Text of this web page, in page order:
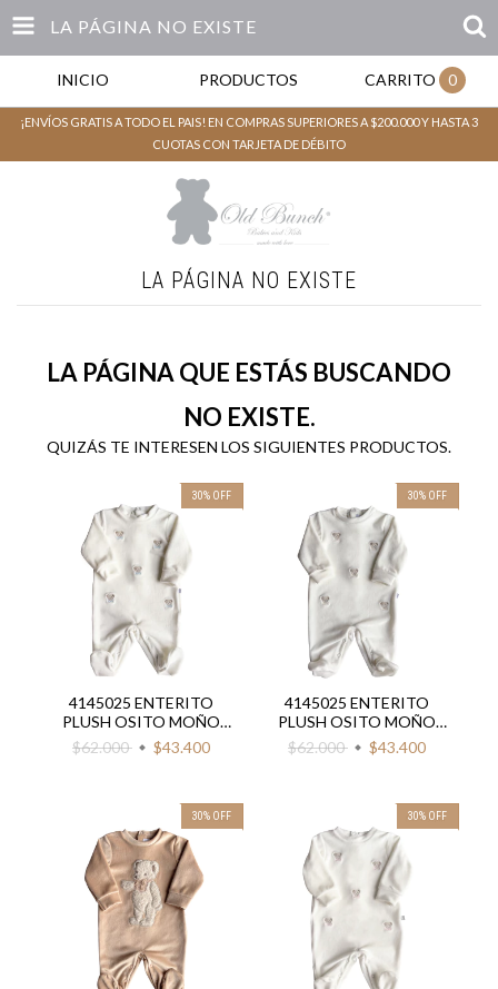
LA PÁGINA NO EXISTE
INICIO PRODUCTOS CARRITO 0
¡ENVÍOS GRATIS A TODO EL PAIS! EN COMPRAS SUPERIORES A $200.000 Y HASTA 3
CUOTAS CON TARJETA DE DÉBITO
LA PÁGINA NO EXISTE
LA PÁGINA QUE ESTÁS BUSCANDO
NO EXISTE.
QUIZÁS TE INTERESEN LOS SIGUIENTES PRODUCTOS.
30% OFF
4145025 ENTERITO
PLUSH OSITO MOÑO
SALPICADO
$62.000 $43.400
30% OFF
4145025 ENTERITO
PLUSH OSITO MOÑO
SALPICADO
$62.000 $43.400
30% OFF 30% OFF